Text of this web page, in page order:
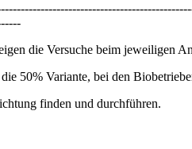
die Versuche beim jeweiligen
50% Variante, bei den
finden und durchführen.